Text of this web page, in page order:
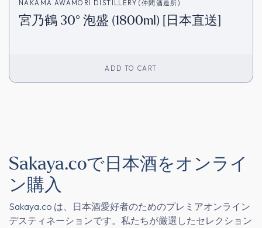
NAKAMA AWAMORI DISTILLERY (仲間酒造所)
宮乃鶴 30° 泡盛 (1800ml) [日本直送]
ADD TO CART
Sakaya.coで日本酒をオンライ
ン購入
Sakaya.co は、日本酒愛好者のためのプレミアオンライン
デスティネーションです。私たちが厳選したセレクション